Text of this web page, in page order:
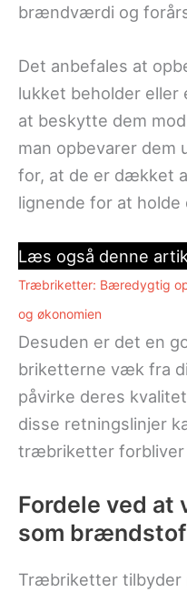
brændværdi og
Det anbefales at
lukket beholder
at beskytte dem
man opbevarer dem
for, at de er dækket
lignende for at holde
Læs også denne
Træbriketter: Bæredygtig
og økonomien
Desuden er det en
briketterne væk fra
påvirke deres
disse retningslinjer
træbriketter forbliver
Fordele ved
som brændstof
Træbriketter tilbyder